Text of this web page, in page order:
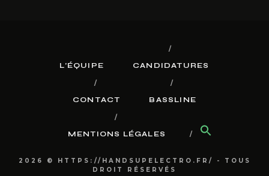
L’ÉQUIPE CANDIDATURES
CONTACT BASSLINE
MENTIONS LÉGALES
2026 © HTTPS://HANDSUPELECTRO.FR/ - TOUS
DROIT RÉSERVÉS